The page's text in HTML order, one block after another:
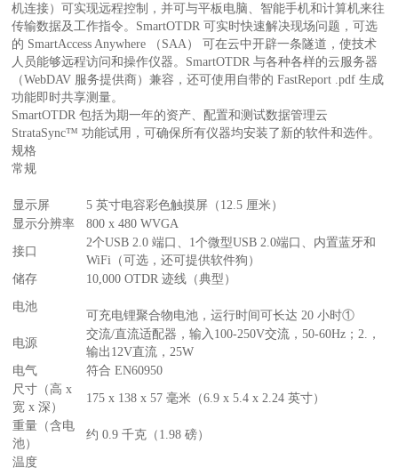
机连接）可实现远程控制，并可与平板电脑、智能手机和计算机来往
传输数据及工作指令。SmartOTDR 可实时快速解决现场问题，可选
的 SmartAccess Anywhere （SAA） 可在云中开辟一条隧道，使技术
人员能够远程访问和操作仪器。SmartOTDR 与各种各样的云服务器
（WebDAV 服务提供商）兼容，还可使用自带的 FastReport .pdf 生成
功能即时共享测量。
SmartOTDR 包括为期一年的资产、配置和测试数据管理云
StrataSync™ 功能试用，可确保所有仪器均安装了新的软件和选件。
规格
常规
显示屏
5 英寸电容彩色触摸屏（12.5 厘米）
显示分辨率
800 x 480 WVGA
接口
2个USB 2.0 端口、1个微型USB 2.0端口、内置蓝牙和
WiFi（可选，还可提供软件狗）
储存
10,000 OTDR 迹线（典型）
电池
可充电锂聚合物电池，运行时间可长达 20 小时①
电源
交流/直流适配器，输入100-250V交流，50-60Hz；2.，
输出12V直流，25W
电气
符合 EN60950
尺寸（高 x
宽 x 深）
175 x 138 x 57 毫米（6.9 x 5.4 x 2.24 英寸）
重量（含电
池）
约 0.9 千克（1.98 磅）
温度